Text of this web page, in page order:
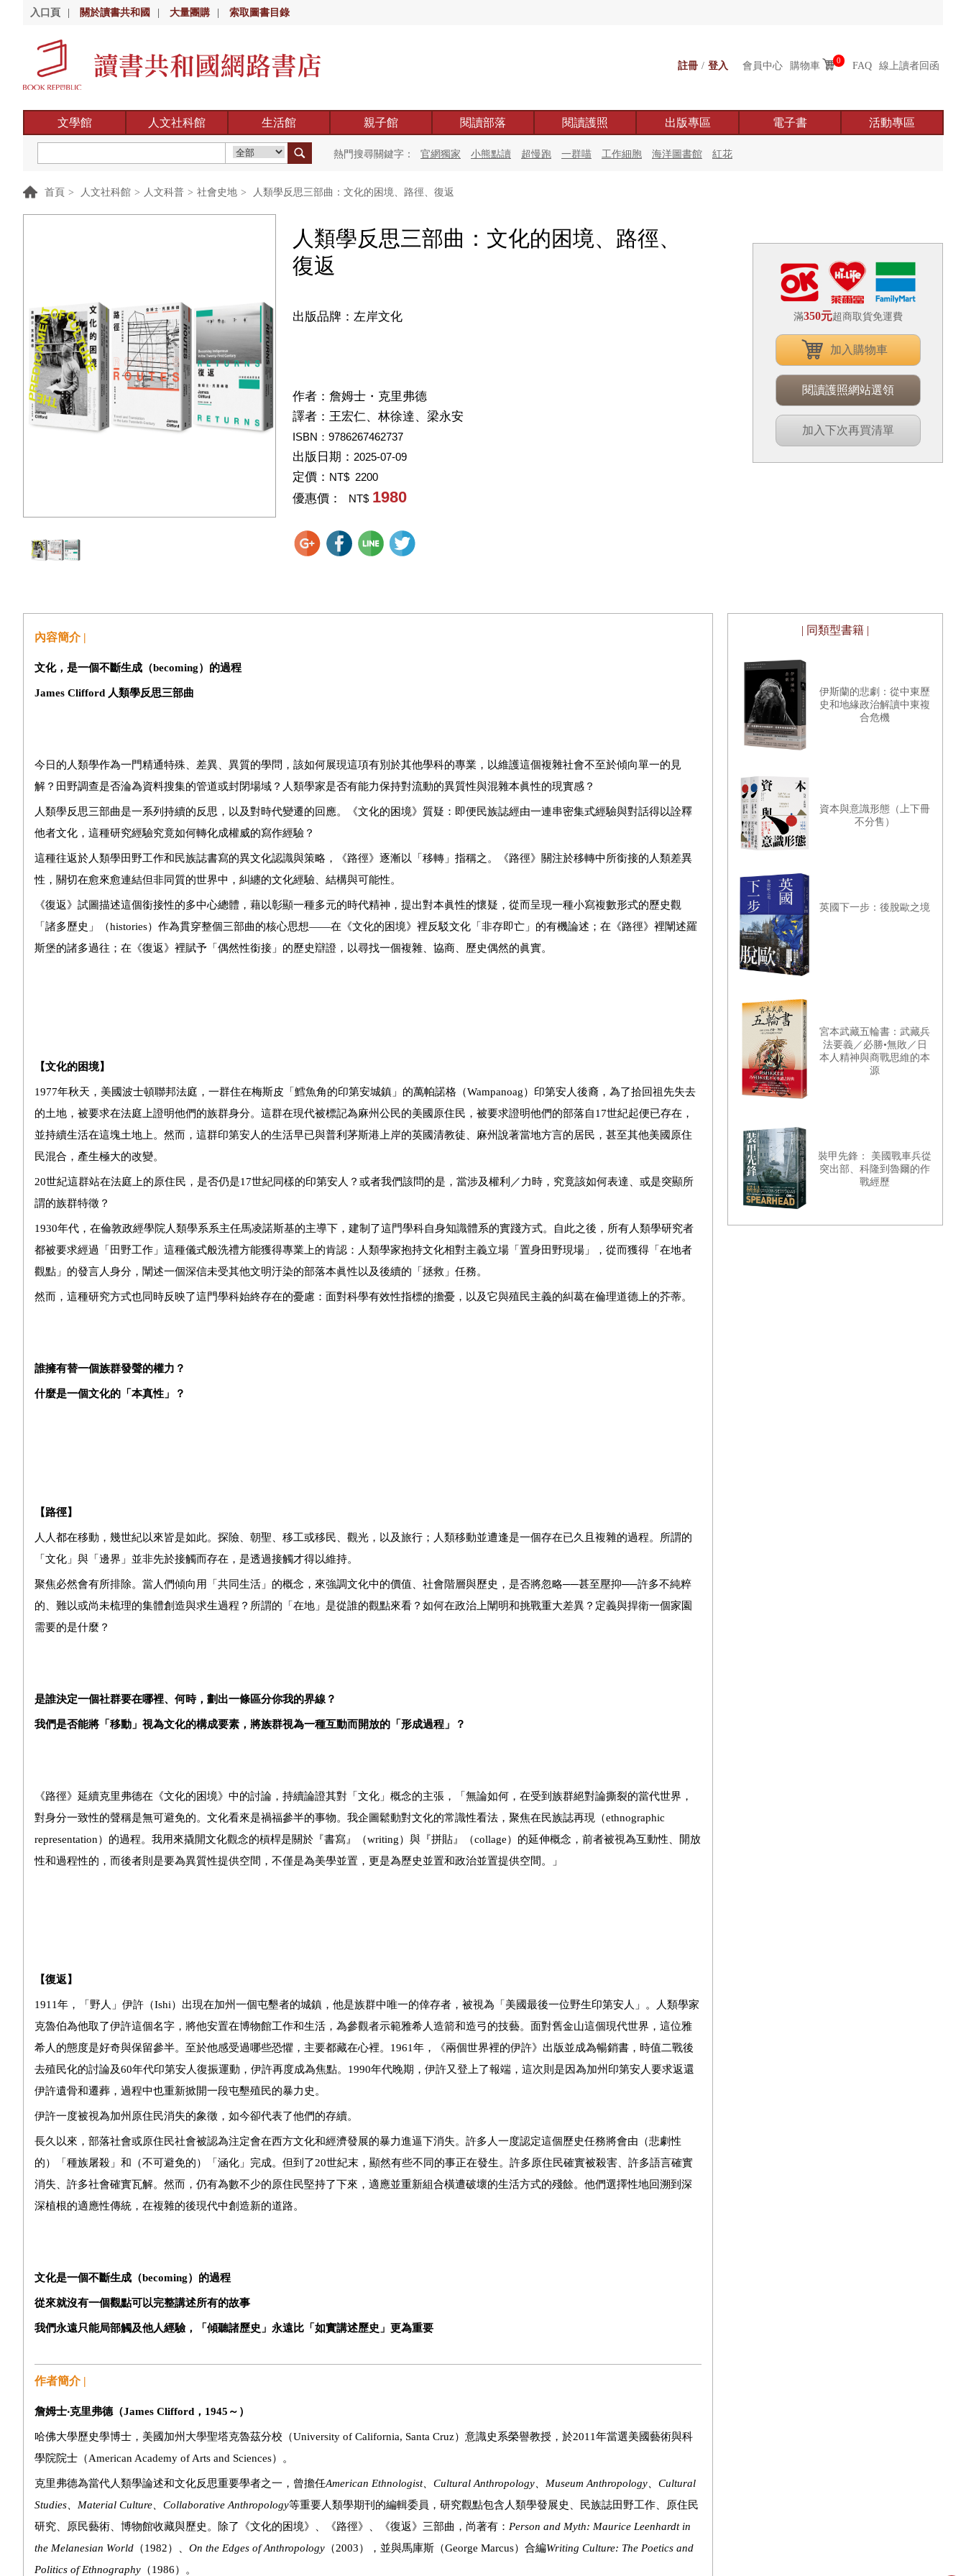
入口頁 關於讀書共和國 大量團購 索取圖書目錄
註冊 / 登入 會員中心 購物車 0 FAQ 線上讀者回函
文學館 人文社科館 生活館 親子館 閱讀部落 閱讀護照 出版專區 電子書 活動專區
熱門搜尋關鍵字： 官網獨家 小熊點讀 超慢跑 一群喵 工作細胞 海洋圖書館 紅花
首頁 > 人文社科館 > 人文科普 > 社會史地 > 人類學反思三部曲：文化的困境、路徑、復返
人類學反思三部曲：文化的困境、路徑、
復返
出版品牌：左岸文化
作者： 詹姆士・克里弗德
譯者： 王宏仁、林徐達、梁永安
ISBN：9786267462737
出版日期： 2025-07-09
定價： NT$ 2200
優惠價： NT$ 1980
滿350元超商取貨免運費
加入購物車
閱讀護照網站選領
加入下次再買清單
內容簡介 |
文化，是一個不斷生成（becoming）的過程
James Clifford 人類學反思三部曲
今日的人類學作為一門精通特殊、差異、異質的學問，該如何展現這項有別於其他學科的專業，以維護這個複雜社會不至於傾向單一的見
解？田野調查是否淪為資料搜集的管道或封閉場域？人類學家是否有能力保持對流動的異質性與混雜本眞性的現實感？
人類學反思三部曲是一系列持續的反思，以及對時代變遷的回應。《文化的困境》質疑：即便民族誌經由一連串密集式經驗與對話得以詮釋
他者文化，這種研究經驗究竟如何轉化成權威的寫作經驗？
這種往返於人類學田野工作和民族誌書寫的異文化認識與策略，《路徑》逐漸以「移轉」指稱之。《路徑》關注於移轉中所銜接的人類差異
性，關切在愈來愈連結但非同質的世界中，糾纏的文化經驗、結構與可能性。
《復返》試圖描述這個銜接性的多中心總體，藉以彰顯一種多元的時代精神，提出對本眞性的懷疑，從而呈現一種小寫複數形式的歷史觀
「諸多歷史」（histories）作為貫穿整個三部曲的核心思想——在《文化的困境》裡反駁文化「非存即亡」的有機論述；在《路徑》裡闡述羅
斯堡的諸多過往；在《復返》裡賦予「偶然性銜接」的歷史辯證，以尋找一個複雜、協商、歷史偶然的眞實。
【文化的困境】
1977年秋天，美國波士頓聯邦法庭，一群住在梅斯皮「鱈魚角的印第安城鎮」的萬帕諾格（Wampanoag）印第安人後裔，為了拾回祖先失去
的土地，被要求在法庭上證明他們的族群身分。這群在現代被標記為麻州公民的美國原住民，被要求證明他們的部落自17世紀起便已存在，
並持續生活在這塊土地上。然而，這群印第安人的生活早已與普利茅斯港上岸的英國清教徒、麻州說著當地方言的居民，甚至其他美國原住
民混合，產生極大的改變。
20世紀這群站在法庭上的原住民，是否仍是17世紀同樣的印第安人？或者我們該問的是，當涉及權利／力時，究竟該如何表達、或是突顯所
謂的族群特徵？
1930年代，在倫敦政經學院人類學系系主任馬凌諾斯基的主導下，建制了這門學科自身知識體系的實踐方式。自此之後，所有人類學研究者
都被要求經過「田野工作」這種儀式般洗禮方能獲得專業上的肯認：人類學家抱持文化相對主義立場「置身田野現場」，從而獲得「在地者
觀點」的發言人身分，闡述一個深信未受其他文明汙染的部落本眞性以及後續的「拯救」任務。
然而，這種研究方式也同時反映了這門學科始終存在的憂慮：面對科學有效性指標的擔憂，以及它與殖民主義的糾葛在倫理道德上的芥蒂。
誰擁有替一個族群發聲的權力？
什麼是一個文化的「本真性」？
【路徑】
人人都在移動，幾世紀以來皆是如此。探險、朝聖、移工或移民、觀光，以及旅行；人類移動並遭逢是一個存在已久且複雜的過程。所謂的
「文化」與「邊界」並非先於接觸而存在，是透過接觸才得以維持。
聚焦必然會有所排除。當人們傾向用「共同生活」的概念，來強調文化中的價值、社會階層與歷史，是否將忽略──甚至壓抑──許多不純粹
的、難以或尚未梳理的集體創造與求生過程？所謂的「在地」是從誰的觀點來看？如何在政治上闡明和挑戰重大差異？定義與捍衛一個家園
需要的是什麼？
是誰決定一個社群要在哪裡、何時，劃出一條區分你我的界線？
我們是否能將「移動」視為文化的構成要素，將族群視為一種互動而開放的「形成過程」？
《路徑》延續克里弗德在《文化的困境》中的討論，持續論證其對「文化」概念的主張，「無論如何，在受到族群絕對論撕裂的當代世界，
對身分一致性的聲稱是無可避免的。文化看來是禍福參半的事物。我企圖鬆動對文化的常識性看法，聚焦在民族誌再現（ethnographic
representation）的過程。我用來撬開文化觀念的槓桿是關於『書寫』（writing）與『拼貼』（collage）的延伸概念，前者被視為互動性、開放
性和過程性的，而後者則是要為異質性提供空間，不僅是為美學並置，更是為歷史並置和政治並置提供空間。」
【復返】
1911年，「野人」伊許（Ishi）出現在加州一個屯墾者的城鎮，他是族群中唯一的倖存者，被視為「美國最後一位野生印第安人」。人類學家
克魯伯為他取了伊許這個名字，將他安置在博物館工作和生活，為參觀者示範雅希人造箭和造弓的技藝。面對舊金山這個現代世界，這位雅
希人的態度是好奇與保留參半。至於他感受過哪些恐懼，主要都藏在心裡。1961年，《兩個世界裡的伊許》出版並成為暢銷書，時值二戰後
去殖民化的討論及60年代印第安人復振運動，伊許再度成為焦點。1990年代晚期，伊許又登上了報端，這次則是因為加州印第安人要求返還
伊許遺骨和遷葬，過程中也重新掀開一段屯墾殖民的暴力史。
伊許一度被視為加州原住民消失的象徵，如今卻代表了他們的存續。
長久以來，部落社會或原住民社會被認為注定會在西方文化和經濟發展的暴力進逼下消失。許多人一度認定這個歷史任務將會由（悲劇性
的）「種族屠殺」和（不可避免的）「涵化」完成。但到了20世紀末，顯然有些不同的事正在發生。許多原住民確實被殺害、許多語言確實
消失、許多社會確實瓦解。然而，仍有為數不少的原住民堅持了下來，適應並重新組合橫遭破壞的生活方式的殘餘。他們選擇性地回溯到深
深植根的適應性傳統，在複雜的後現代中創造新的道路。
文化是一個不斷生成（becoming）的過程
從來就沒有一個觀點可以完整講述所有的故事
我們永遠只能局部觸及他人經驗，「傾聽諸歷史」永遠比「如實講述歷史」更為重要
作者簡介 |
詹姆士‧克里弗德（James Clifford ， 1945 ～）
哈佛大學歷史學博士，美國加州大學聖塔克魯茲分校（University of California, Santa Cruz）意識史系榮譽教授，於2011年當選美國藝術與科
學院院士（American Academy of Arts and Sciences）。
克里弗德為當代人類學論述和文化反思重要學者之一，曾擔任American Ethnologist、 Cultural Anthropology Museum Anthropology
Cultural
Studies
Material Culture Collaborative Anthropology等重要人類學期刊的編輯委員，研究觀點包含人類學發展史、民族誌田野工作、原住民
研究、原民藝術、博物館收藏與歷史。除了《文化的困境》、《路徑》、《復返》三部曲，尚著有： Person and Myth: Maurice Leenhardt in
the Melanesian World （1982）、 On the Edges of Anthropology （2003），並與馬庫斯（George Marcus）合編Writing Culture: The Poetics and
Politics of Ethnography （1986）。
| 同類型書籍 |
伊斯蘭的悲劇：從中東歷
史和地緣政治解讀中東複
合危機
資本與意識形態（上下冊
不分售）
英國下一步：後脫歐之境
宮本武藏五輪書：武藏兵
法要義／必勝•無敗／日
本人精神與商戰思維的本
源
裝甲先鋒： 美國戰車兵從
突出部、科隆到魯爾的作
戰經歷